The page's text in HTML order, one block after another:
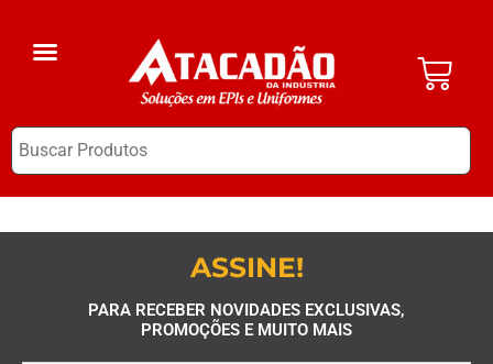
ASSINE!
PARA RECEBER NOVIDADES EXCLUSIVAS,
PROMOÇÕES E MUITO MAIS